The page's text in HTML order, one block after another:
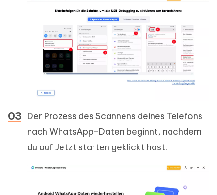
Der Prozess des Scannens deines Telefons
nach WhatsApp-Daten beginnt, nachdem
du auf Jetzt starten geklickt hast.